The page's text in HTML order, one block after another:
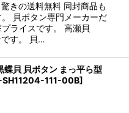
きの送料無料 同封商品も
貝ボタン専門メーカーだ
ライスです。 高瀬貝
す。 貝…
蝶貝 貝ボタン まっ平ら型
111-00B]